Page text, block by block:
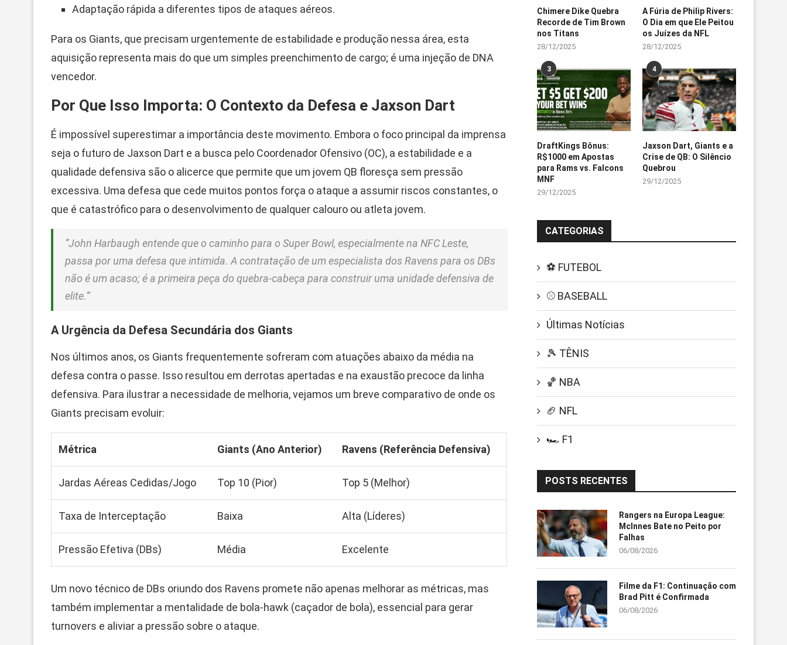
Adaptação rápida a diferentes tipos de ataques aéreos.
Para os Giants, que precisam urgentemente de estabilidade e produção nessa área, esta
aquisição representa mais do que um simples preenchimento de cargo; é uma injeção de DNA
vencedor.
Por Que Isso Importa: O Contexto da Defesa e Jaxson Dart
É impossível superestimar a importância deste movimento. Embora o foco principal da imprensa
seja o futuro de Jaxson Dart e a busca pelo Coordenador Ofensivo (OC), a estabilidade e a
qualidade defensiva são o alicerce que permite que um jovem QB floresça sem pressão
excessiva. Uma defesa que cede muitos pontos força o ataque a assumir riscos constantes, o
que é catastrófico para o desenvolvimento de qualquer calouro ou atleta jovem.
“John Harbaugh entende que o caminho para o Super Bowl, especialmente na NFC Leste,
passa por uma defesa que intimida. A contratação de um especialista dos Ravens para os DBs
não é um acaso; é a primeira peça do quebra-cabeça para construir uma unidade defensiva de
elite.”
A Urgência da Defesa Secundária dos Giants
Nos últimos anos, os Giants frequentemente sofreram com atuações abaixo da média na
defesa contra o passe. Isso resultou em derrotas apertadas e na exaustão precoce da linha
defensiva. Para ilustrar a necessidade de melhoria, vejamos um breve comparativo de onde os
Giants precisam evoluir:
Métrica Giants (Ano Anterior) Ravens (Referência Defensiva)
Jardas Aéreas Cedidas/Jogo Top 10 (Pior) Top 5 (Melhor)
Taxa de Interceptação Baixa Alta (Líderes)
Pressão Efetiva (DBs) Média Excelente
Um novo técnico de DBs oriundo dos Ravens promete não apenas melhorar as métricas, mas
também implementar a mentalidade de bola-hawk (caçador de bola), essencial para gerar
turnovers e aliviar a pressão sobre o ataque.
Chimere Dike Quebra
Recorde de Tim Brown
nos Titans
28/12/2025
A Fúria de Philip Rivers:
O Dia em que Ele Peitou
os Juízes da NFL
28/12/2025
3
DraftKings Bônus:
R$1000 em Apostas
para Rams vs. Falcons
MNF
29/12/2025
4
Jaxson Dart, Giants e a
Crise de QB: O Silêncio
Quebrou
29/12/2025
CATEGORIAS
⚽ FUTEBOL
⚾ BASEBALL
Últimas Notícias
🎾 TÊNIS
🏀 NBA
🏈 NFL
🏎️ F1
POSTS RECENTES
Rangers na Europa League:
McInnes Bate no Peito por
Falhas
06/08/2026
Filme da F1: Continuação com
Brad Pitt é Confirmada
06/08/2026